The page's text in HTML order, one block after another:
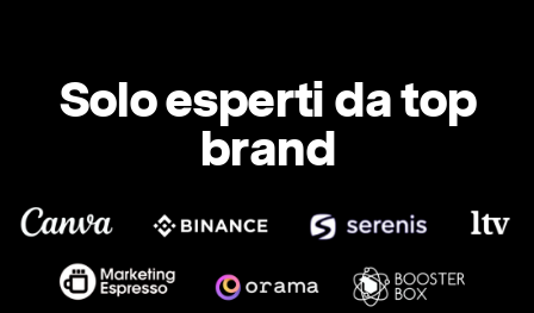
Solo esperti da top
brand